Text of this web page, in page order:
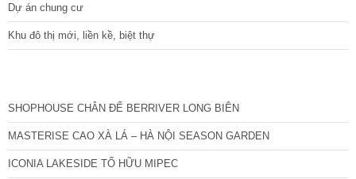
Dự án chung cư
Khu đô thị mới, liền kề, biệt thự
SHOPHOUSE CHÂN ĐẾ BERRIVER LONG BIÊN
MASTERISE CAO XÀ LÁ – HÀ NỘI SEASON GARDEN
ICONIA LAKESIDE TỐ HỮU MIPEC